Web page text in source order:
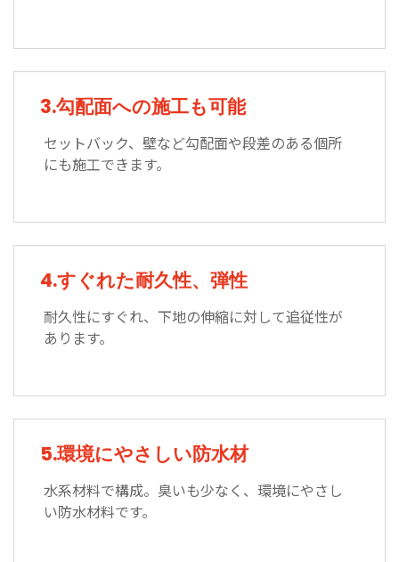
3.勾配面への施工も可能
セットバック、壁など勾配面や段差のある個所
にも施工できます。
4.すぐれた耐久性、弾性
耐久性にすぐれ、下地の伸縮に対して追従性が
あります。
5.環境にやさしい防水材
水系材料で構成。臭いも少なく、環境にやさし
い防水材料です。